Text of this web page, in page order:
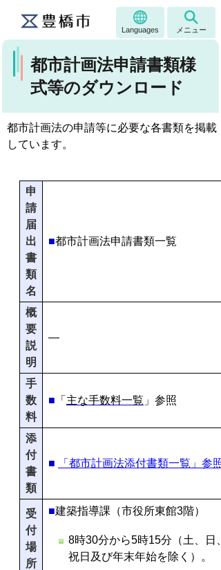
Languages メニュー
都市計画法申請書類様
式等のダウンロード
都市計画法の申請等に必要な各書類を掲載
しています。
申
請
届
出
書
類
名
■都市計画法申請書類一覧
概
要
説
明
―
手
数
料
■ 「 主な手数料一覧 」参照
添
付
書
類
■ 「都市計画法添付書類一覧」参照
受
付
場
所
■建築指導課 （市役所東館3階）
8時30分から5時15分（土、日、
祝日及び年末年始を除く）。